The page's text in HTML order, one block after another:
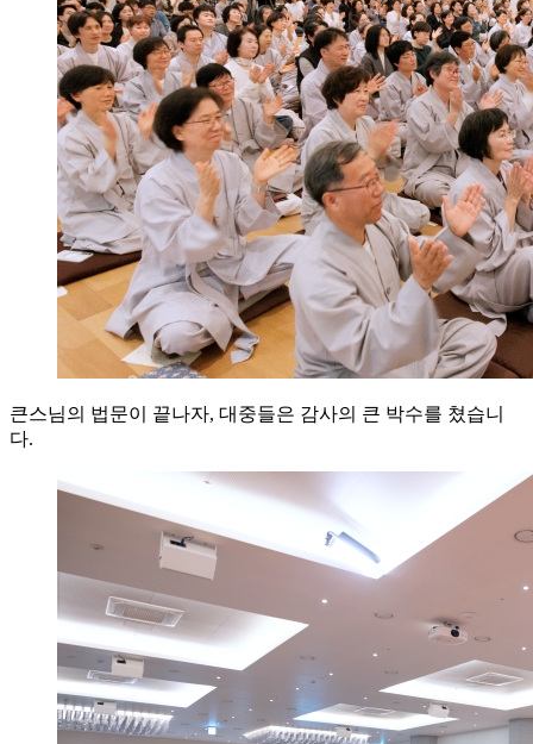
큰스님의 법문이 끝나자, 대중들은 감사의 큰 박수를 쳤습니
다.